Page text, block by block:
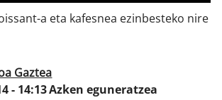
a eta kafesnea ezinbesteko nire
Gaztea
- 14:13Azken eguneratzea